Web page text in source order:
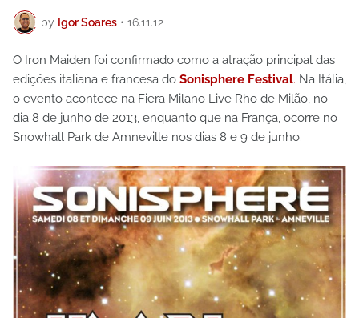
by Igor Soares • 16.11.12
O Iron Maiden foi confirmado como a atração principal das
edições italiana e francesa do Sonisphere Festival. Na Itália,
o evento acontece na Fiera Milano Live Rho de Milão, no
dia 8 de junho de 2013, enquanto que na França, ocorre no
Snowhall Park de Amneville nos dias 8 e 9 de junho.